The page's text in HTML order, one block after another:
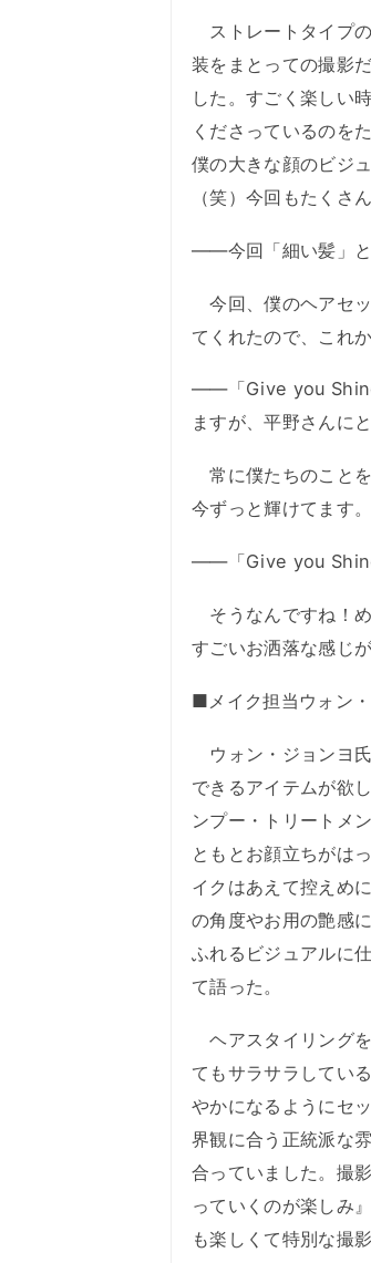
ストレートタイプ
装をまとっての撮影
した。すごく楽しい
くださっているのを
僕の大きな顔のビジ
（笑）今回もたくさ
――今回「細い髪」と
今回、僕のヘアセ
てくれたので、これ
――「Give you Shine
ますが、平野さんに
常に僕たちのこと
今ずっと輝けてます。
――「Give you Shine
そうなんですね！
すごいお洒落な感じが
■メイク担当ウォン
ウォン・ジョンヨ
できるアイテムが欲
ンプー・トリートメ
ともとお顔立ちがは
イクはあえて控えめ
の角度やお用の艶感
ふれるビジュアルに
て語った。
ヘアスタイリング
てもサラサラしてい
やかになるようにセ
界観に合う正統派な
合っていました。撮
っていくのが楽しみ
も楽しくて特別な撮